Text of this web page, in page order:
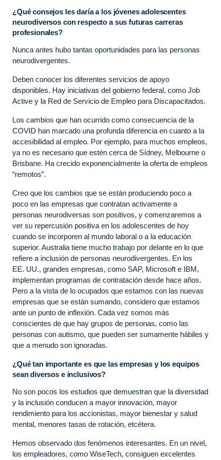
¿Qué consejos les daría a los jóvenes adolescentes
neurodiversos con respecto a sus futuras carreras
profesionales?
Nunca antes hubo tantas oportunidades para las personas
neurodivergentes.
Deben conocer los diferentes servicios de apoyo
disponibles. Hay iniciativas del gobierno federal, como Job
Active y la Red de Servicio de Empleo para Discapacitados.
Los cambios que han ocurrido como consecuencia de la
COVID han marcado una profunda diferencia en cuanto a la
accesibilidad al empleo. Por ejemplo, para muchos empleos,
ya no es necesario que estén cerca de Sídney, Melbourne o
Brisbane. Ha crecido exponencialmente la oferta de empleos
“remotos”.
Creo que los cambios que se están produciendo poco a
poco en las empresas que contratan activamente a
personas neurodiversas son positivos, y comenzaremos a
ver su repercusión positiva en los adolescentes de hoy
cuando se incorporen al mundo laboral o a la educación
superior. Australia tiene mucho trabajo por delante en lo que
refiere a inclusión de personas neurodivergentes. En los
EE. UU., grandes empresas, como SAP, Microsoft e IBM,
implementan programas de contratación desde hace años.
Pero a la vista de lo ocupados que estamos con las nuevas
empresas que se están sumando, considero que estamos
ante un punto de inflexión. Cada vez somos más
conscientes de que hay grupos de personas, como las
personas con autismo, que pueden ser sumamente hábiles y
que a menudo son ignoradas.
¿Qué tan importante es que las empresas y los equipos
sean diversos e inclusivos?
No son pocos los estudios que demuestran que la diversidad
y la inclusión conducen a mayor innovación, mayor
rendimiento para los accionistas, mayor bienestar y salud
mental, menores tasas de rotación, etcétera.
Hemos observado dos fenómenos interesantes. En un nivel,
los empleadores, como WiseTech, consiguen excelentes